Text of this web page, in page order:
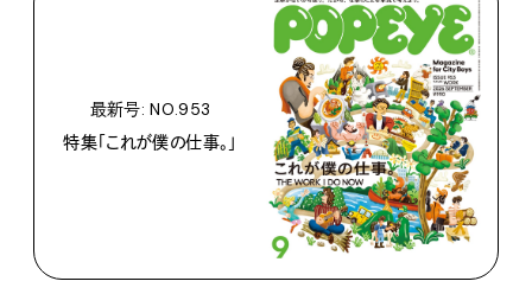
最新号: NO.953
特集「これが僕の仕事。」